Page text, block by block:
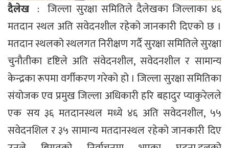
दैलेख : जिल्ला सुरक्षा समितिले दैलेखका जिल्लाका ४६
मतदान स्थल अति सवेदनशील रहेको जानकारी दिएको छ ।
मतदान स्थलको स्थलगत निरीक्षण गर्दै सुरक्षा समितिले सुरक्षा
चुनौतीका दृष्टिले अति संवेदनशील, सवेदनशील र सामान्य
केन्द्रका रूपमा वर्गीकरण गरेको हो । जिल्ला सुरक्षा समितिका
संयोजक एव प्रमुख जिल्ला अधिकारी हरि बहादुर प्याकुरेलले
एक सय ३६ मतदानस्थल मध्ये ४६ अति सवेदनशील, ५५
सवेदनशिल र ३५ सामान्य मतदानस्थल रहेको जानकारी दिए